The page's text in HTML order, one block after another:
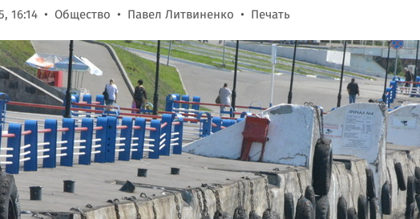
16:14 Общество Павел Литвиненко Печать